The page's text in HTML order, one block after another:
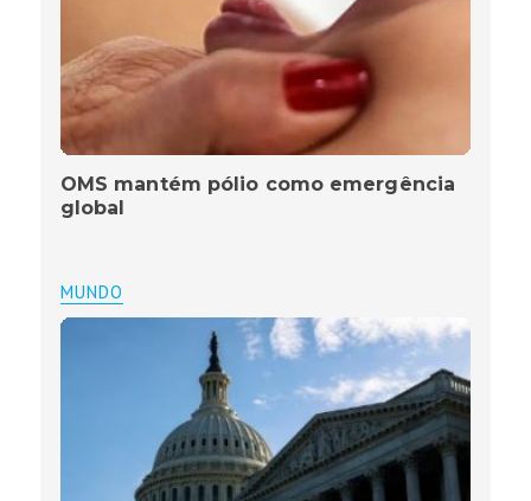
OMS mantém pólio como emergência
global
MUNDO